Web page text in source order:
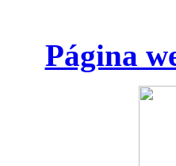
Página